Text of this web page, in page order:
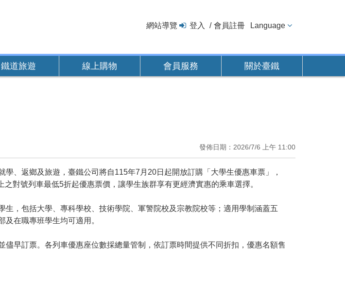
網站導覽 登入 會員註冊 Language
鐵道旅遊 線上購物 會員服務 關於臺鐵
發佈日期：2026/7/6 上午 11:00
返鄉及旅遊，臺鐵公司將自115年7月20日起開放訂購「大學生優惠車票」，
對號列車最低5折起優惠票價，讓學生族群享有更經濟實惠的乘車選擇。
包括大學、專科學校、技術學院、軍警院校及宗教院校等；適用學制涵蓋五
在職專班學生均可適用。
訂票。各列車優惠座位數採總量管制，依訂票時間提供不同折扣，優惠名額售